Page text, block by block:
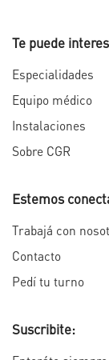
Te puede
Especialidades
Equipo médico
Instalaciones
Sobre CGR
Estemos
Trabajá con
Contacto
Pedí tu turno
Suscribite: